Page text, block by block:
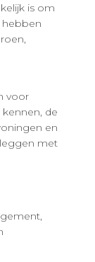
is om
hebben
voor
de
en
met